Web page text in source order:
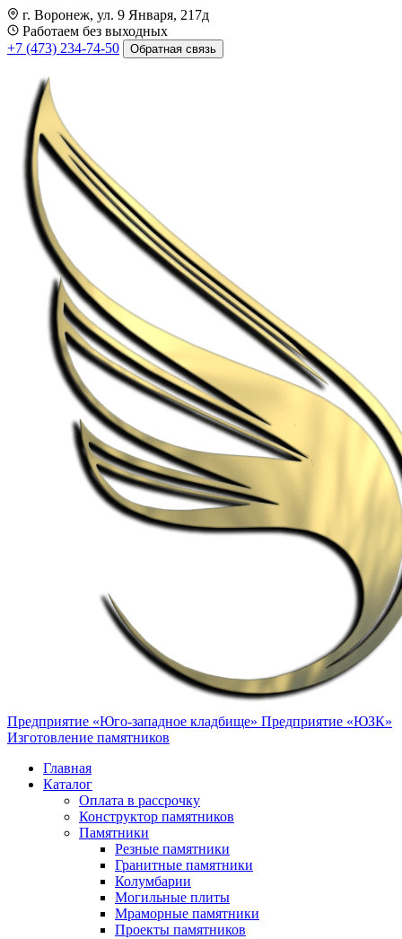
г. Воронеж, ул. 9 Января, 217д
Работаем без выходных
+7 (473) 234-74-50
Обратная связь
Предприятие «Юго-западное кладбище» Предприятие «ЮЗК»
Изготовление памятников
Главная
Каталог
Оплата в рассрочку
Конструктор памятников
Памятники
Резные памятники
Гранитные памятники
Колумбарии
Могильные плиты
Мраморные памятники
Проекты памятников